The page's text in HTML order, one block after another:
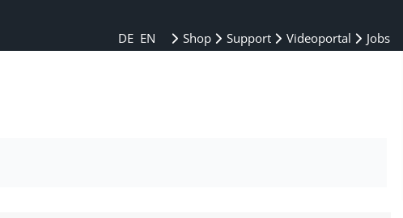
DE EN Shop Support Videoportal Jobs